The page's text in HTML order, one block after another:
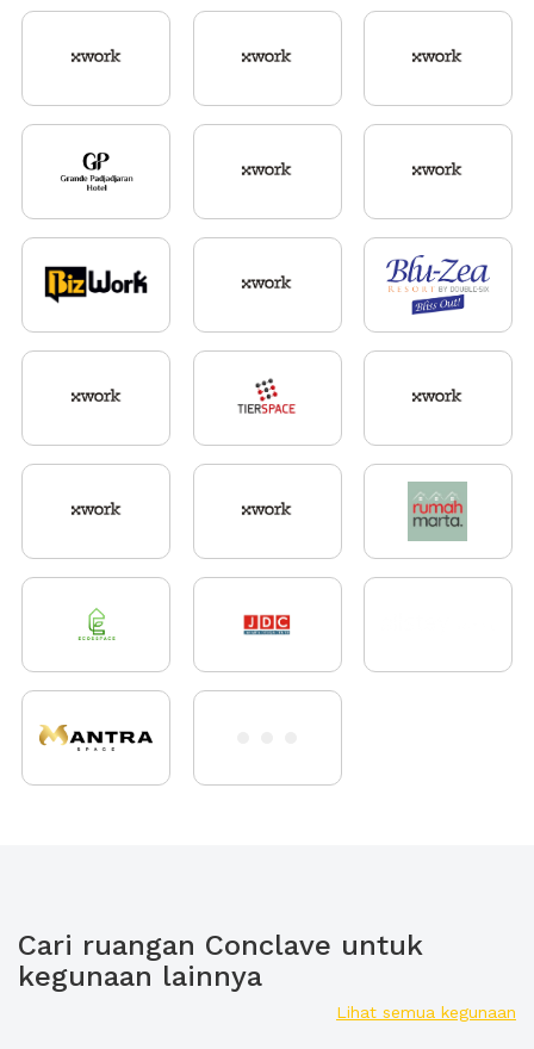
Cari ruangan Conclave untuk
kegunaan lainnya
Lihat semua kegunaan